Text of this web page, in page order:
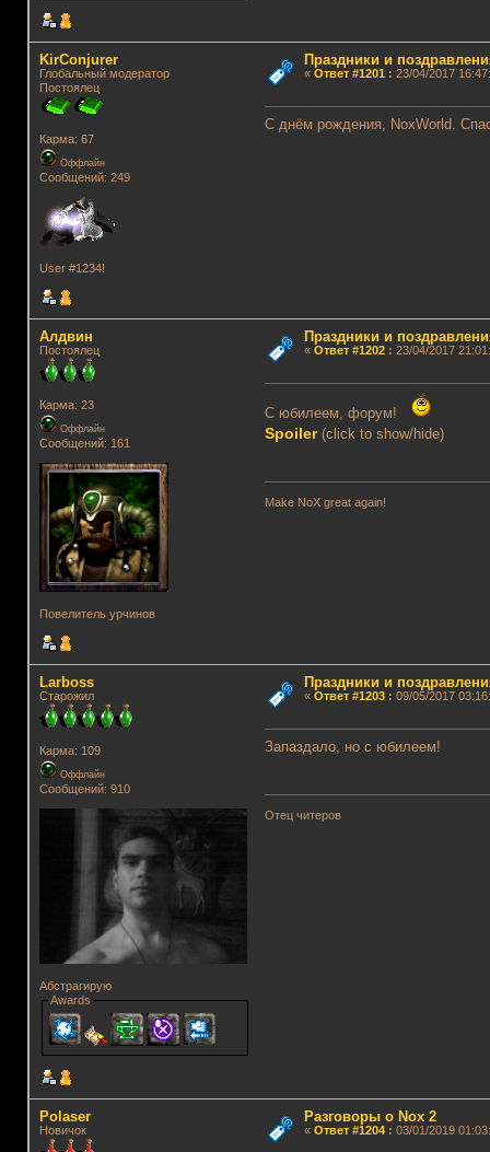
KirConjurer
Глобальный модератор
Постоялец
Карма: 67
Оффлайн
Сообщений: 249
User #1234!
Праздники и
« Ответ #1201: 23/04/2017
С днём рождения, NoxWorld.
Алдвин
Постоялец
Карма: 23
Оффлайн
Сообщений: 161
Повелитель урчинов
Праздники и
« Ответ #1202: 23/04/2017
С юбилеем, форум!
Spoiler(click to show/hide)
Make NoX great again!
Lаrboss
Старожил
Карма: 109
Оффлайн
Сообщений: 910
Абстрагирую
Awards
Праздники и
« Ответ #1203: 09/05/2017
Запаздало, но с юбилеем!
Отец читеров
Polaser
Новичок
Разговоры о Nox 2
« Ответ #1204: 03/01/2019